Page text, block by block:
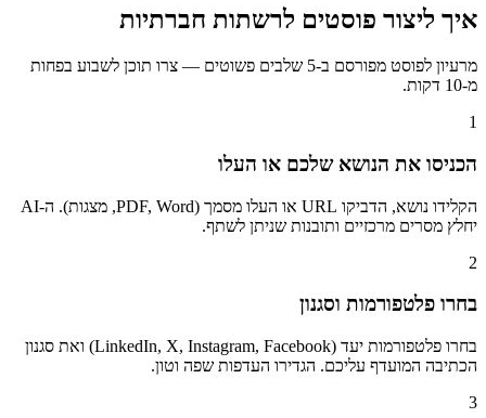
איך ליצור פוסטים לרשתות חברתיות
מרעיון לפוסט מפורסם ב-5 שלבים פשוטים — צרו תוכן לשבוע בפחות
מ-10 דקות.
1
הכניסו את הנושא שלכם או העלו
הקלידו נושא, הדביקו URL או העלו מסמך (PDF, Word, מצגות). ה-AI
יחלץ מסרים מרכזיים ותובנות שניתן לשתף.
2
בחרו פלטפורמות וסגנון
בחרו פלטפורמות יעד (LinkedIn, X, Instagram, Facebook) ואת סגנון
הכתיבה המועדף עליכם. הגדירו העדפות שפה וטון.
3